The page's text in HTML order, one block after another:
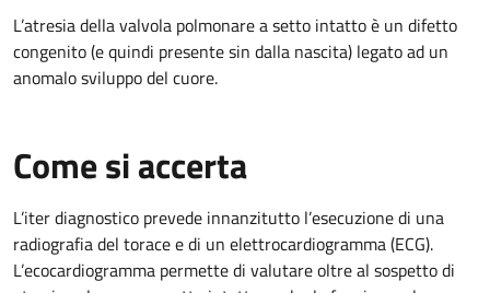
L’atresia della valvola polmonare a setto intatto è un difetto
congenito (e quindi presente sin dalla nascita) legato ad un
anomalo sviluppo del cuore.
Come si accerta
L’iter diagnostico prevede innanzitutto l’esecuzione di una
radiografia del torace e di un elettrocardiogramma (ECG).
L’ecocardiogramma permette di valutare oltre al sospetto di